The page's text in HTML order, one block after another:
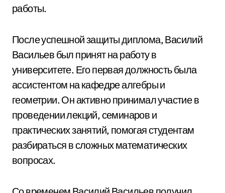
работы.
После успешной защиты диплома, Василий
Васильев был принят на работу в
университете. Его первая должность была
ассистентом на кафедре алгебры и
геометрии. Он активно принимал участие в
проведении лекций, семинаров и
практических занятий, помогая студентам
разбираться в сложных математических
вопросах.